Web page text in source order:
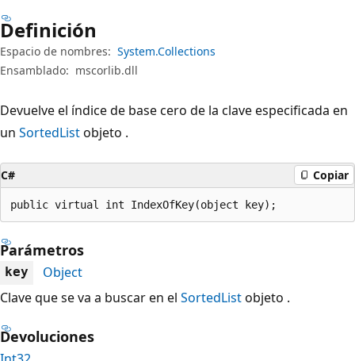
Definición
Espacio de nombres: System.Collections
Ensamblado: mscorlib.dll
Devuelve el índice de base cero de la clave especificada en
un SortedListobjeto .
C# Copiar
public virtual int IndexOfKey(object key);
Parámetros
key
Object
Clave que se va a buscar en el SortedListobjeto .
Devoluciones